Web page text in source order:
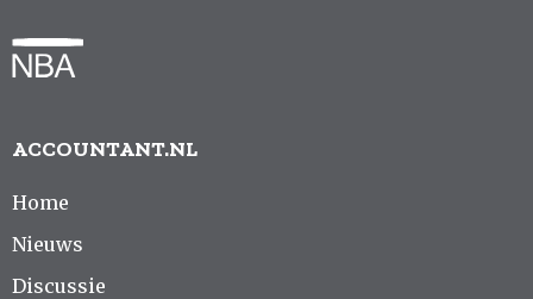
ACCOUNTANT.NL
Home
Nieuws
Discussie